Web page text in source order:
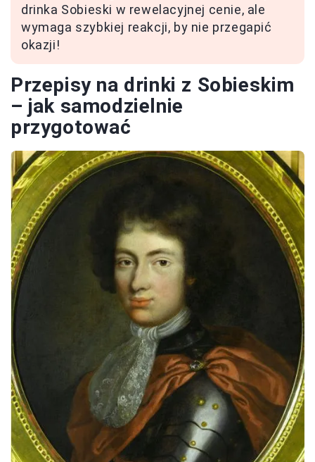
drinka Sobieski w rewelacyjnej cenie, ale
wymaga szybkiej reakcji, by nie przegapić
okazji!
Przepisy na drinki z Sobieskim
– jak samodzielnie
przygotować